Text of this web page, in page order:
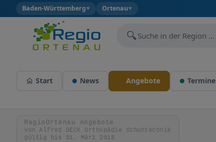
Baden-Württemberg▼ Ortenau▼
🔍
Start News Angebote Termine
RegioOrtenau Angebote
von Alfred DECK Orthopädie Schuhtechnik
gültig bis 31. März 2018